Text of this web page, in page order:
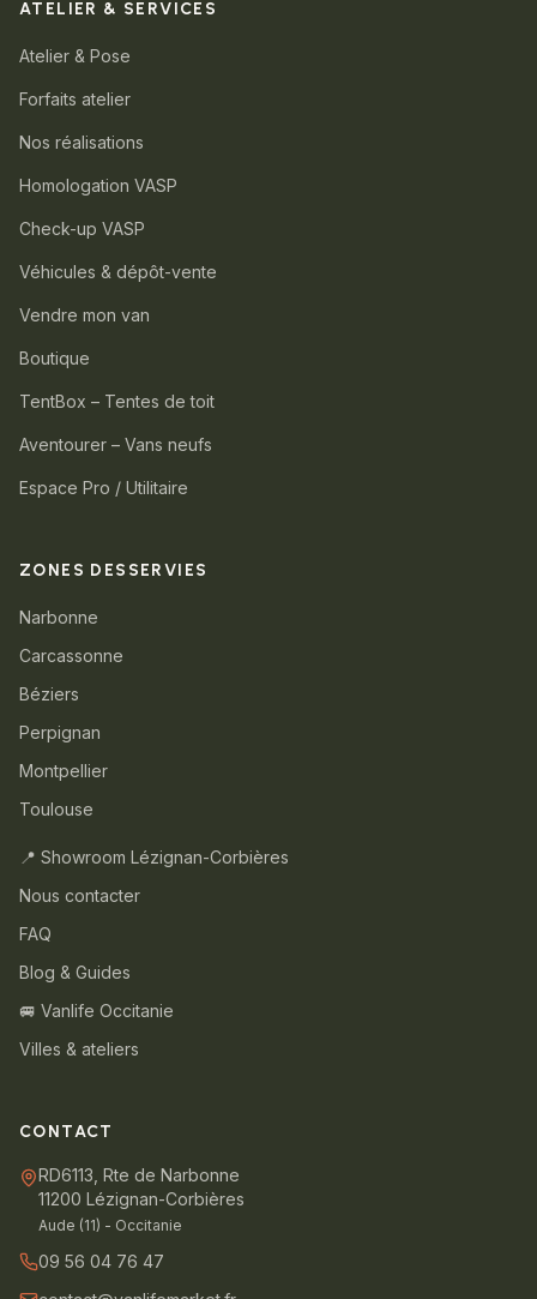
ATELIER & SERVICES
Atelier & Pose
Forfaits atelier
Nos réalisations
Homologation VASP
Check-up VASP
Véhicules & dépôt-vente
Vendre mon van
Boutique
TentBox – Tentes de toit
Aventourer – Vans neufs
Espace Pro / Utilitaire
ZONES DESSERVIES
Narbonne
Carcassonne
Béziers
Perpignan
Montpellier
Toulouse
📍 Showroom Lézignan-Corbières
Nous contacter
FAQ
Blog & Guides
🚐 Vanlife Occitanie
Villes & ateliers
CONTACT
RD6113, Rte de Narbonne
11200 Lézignan-Corbières
Aude (11) - Occitanie
09 56 04 76 47